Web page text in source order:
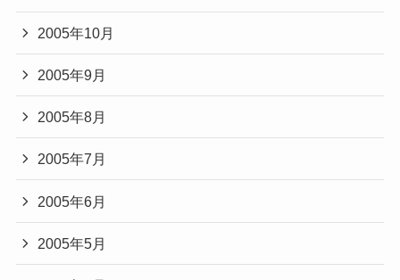
2005年10月
2005年9月
2005年8月
2005年7月
2005年6月
2005年5月